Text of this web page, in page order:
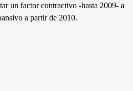
un factor contractivo -hasta 2009- a
a partir de 2010.